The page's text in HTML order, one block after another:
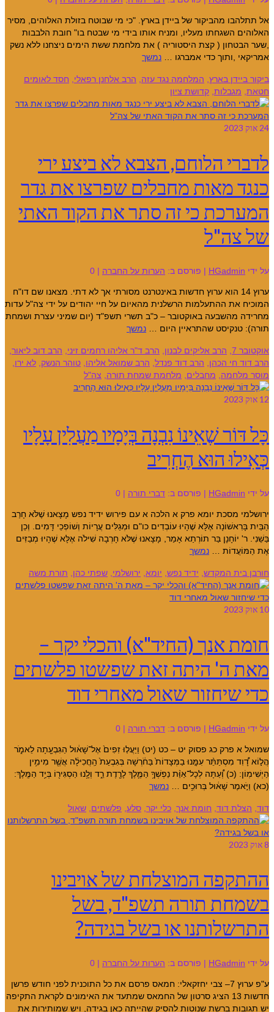
אל תתלהבו מהביקור של ביידן בארץ. "כי מי שבוטח בזולת האלוהים, מסיר
האלוהים השגחתו מעליו, ומניח אותו בידי מי שבטח בו" חובת הלבבות
,שער הבטחון ( קצת היסטוריה ) את מלחמת ששת הימים ניצחנו ללא נשק
אמריקאי ,ותוך כדי אמברגו … נמשך
ביקור ביידן בארץ, המלחמה נגד עזה, הרב אלחנן רפאלי, חסד לאומים
חטאת, מגבלות, קדושת ציון
24אוק 2023
לדברי הלוחם, הצבא לא ביצע ירי
כנגד מאות מחבלים שפרצו את גדר
המערכת כי זה סתר את הקוד האתי
של צה"ל
על ידי HGadmin
| פורסם ב: הערות על החברה |
0
ערוץ 14 הוא ערוץ חדשות באינטרנט מסורתי אך לא דתי. מצאנו שם דו"ח
המוכיח את ההתעלמות הרשלנית מהאיום על חיי יהודים על ידי צה"ל עדות
מחרידה מהשבעה באוקטובר – כ"ב תשרי תשפ"ד (יום שמיני עצרת ושמחת
תורה): טנקיסט שהתראיין היום … נמשך
אוקטובר 7 , הרב אליקים לבנון, הרב ד"ר אליהו רחמים זיני, הרב דוב ליאור,
הרב דוד חי הכהן, הרב דוד פנדל, הרב שמואל אליהו, טוהר הנשק, לא ירו,
מוסר מלחמה, מחבלים, מלחמת שמחת תורה, צה"ל
12אוק 2023
כָּל דּוֹר שֶׁאֵינוֹ נִבְנָה בְּיָמָיו מַעֲלִין עָלָיו
כְּאִילוּ הוּא הֶחְרִיב
על ידי HGadmin
| פורסם ב: דברי תורה |
0
ירושלמי מסכת יומא פרק א הלכה א עם פירוש ידיד נפש מָצָאנוּ שֶׁלֹּא חָרַב
הַבַּיִת בָּרִאשׁוֹנָה אֶלָּא שֶׁהָיוּ עוֹבְדִים כו"ם וּמְגַלִּים עֲרָיוֹת וְשׁוֹפְכֵי דָּמִים. וְכֵן
בַּשֵׁנִי. ר' יוֹחָנָן בַּר תוֹרְתַא אָמַר, מָצָאנוּ שֶׁלֹּא חָרְבָה שִׁילֹה אֶלָּא שֶׁהָיוּ מְבַזִּים
אֶת הַמּוֹעֲדוֹת … נמשך
חורבן בית המקדש, ידיד נפש, יומא, ירושלמי, שפתי כהן, תורת משה
10אוק 2023
חומת אנך (החיד"א) והכלי יקר –
מאת ה' היתה זאת שפשטו פלשתים
כדי שיחזור שאול מאחרי דוד
על ידי HGadmin
| פורסם ב: דברי תורה |
0
שמואל א פרק כג פסוק יט – כט (יט) וַיַּעֲל֤וּ זִפִים֙ אֶל־שָׁא֔וּל הַגִּבְעָ֖תָה לֵאמֹ֑ר
הֲל֣וֹא דָ֠וִד מִסְתַּתֵּ֨ר עִמָּ֤נוּ בַמְּצָדוֹת֙ בַּחֹ֔רְשָׁה בְּגִבְעַת֙ הַֽחֲכִילָ֔ה אֲשֶׁ֖ר מִימִ֥ין
הַיְשִׁימֽוֹן: (כ) וְ֠עַתָּה לְכָל־אַוַּ֨ת נַפְשְׁךָ֥ הַמֶּ֛לֶךְ לָרֶ֖דֶת רֵ֑ד וְלָ֥נוּ הַסְגִּיר֖וֹ בְּיַ֥ד הַמֶּֽלֶךְ:
(כא) וַיֹּ֣אמֶר שָׁא֔וּל בְּרוּכִ֥ים …
נמשך
דוד, הצלת דוד, חומת אנך, כלי יקר, סלע, פלשתים, שאול
8אוק 2023
ההתקפה המוצלחת של אויבינו
בשמחת תורה תשפ"ד, בשל
התרשלותנו או בשל בגידה?
על ידי HGadmin
| פורסם ב: הערות על החברה |
0
ע"פ ערוץ 7– צבי יחזקאלי: חמאס פרסם את כל התוכנית לפני חודש פרשן
חדשות 13 הציג סרטון של החמאס שמתעד את האימונים לקראת התקיפה
יש תגובות ברשת שנוטות להסיק שהייתה כאן בגידה, ויש שמותירות את